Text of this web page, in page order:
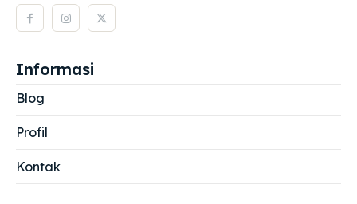
Informasi
Blog
Profil
Kontak